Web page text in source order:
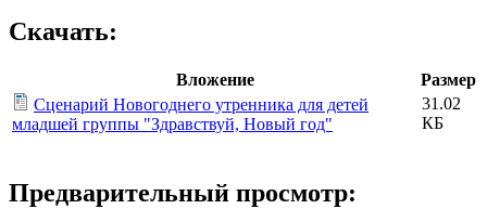
Скачать:
Вложение
Размер
Сценарий Новогоднего утренника для детей
младшей группы "Здравствуй, Новый год"
31.02
КБ
Предварительный просмотр: